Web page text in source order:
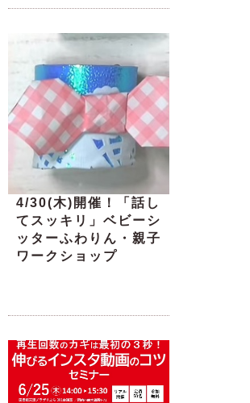
4/30(木)開催！「話し
てスッキリ」ベビーシ
ッターふわりん・親子
ワークショップ